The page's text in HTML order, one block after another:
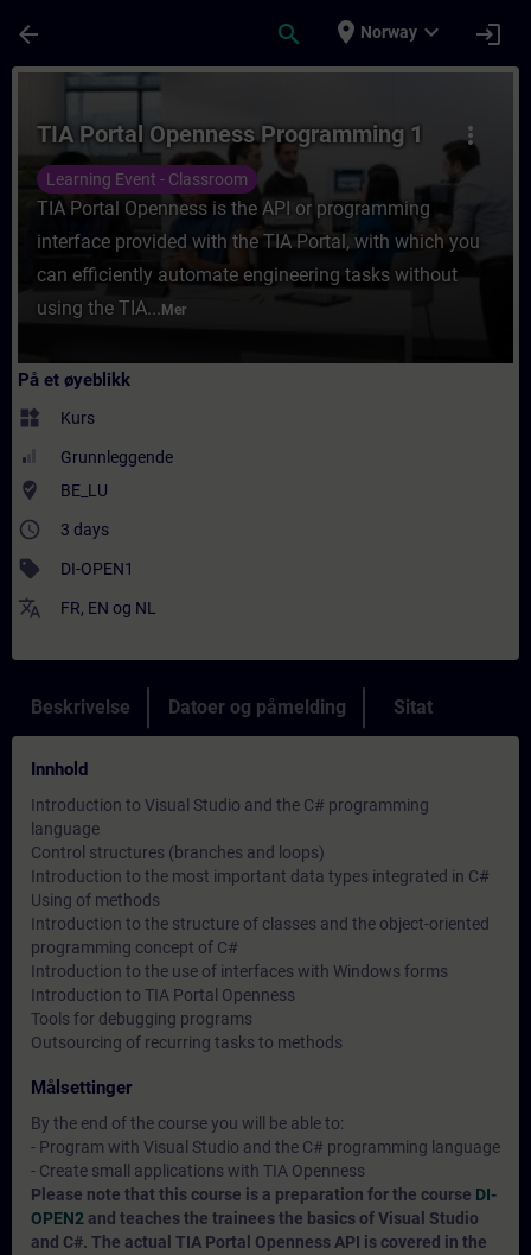
arrow_back search place Norway expand_more login
Kurs - TIA Portal Openness
more_vert
TIA Portal Openness Programming 1
Learning Event - Classroom
TIA Portal Openness is the API or programming
interface provided with the TIA Portal, with which you
can efficiently automate engineering tasks without
using the TIA... Mer
På et øyeblikk
widgets Kurs
Grunnleggende
where_to_vote BE_LU
access_time 3 days
sell DI-OPEN1
translate FR, EN og NL
Beskrivelse Datoer og påmelding Sitat
Innhold
Introduction to Visual Studio and the C# programming
language
Control structures (branches and loops)
Introduction to the most important data types integrated in C#
Using of methods
Introduction to the structure of classes and the object-oriented
programming concept of C#
Introduction to the use of interfaces with Windows forms
Introduction to TIA Portal Openness
Tools for debugging programs
Outsourcing of recurring tasks to methods
Målsettinger
By the end of the course you will be able to:
- Program with Visual Studio and the C# programming language
- Create small applications with TIA Openness
Please note that this course is a preparation for the course DI-
OPEN2 and teaches the trainees the basics of Visual Studio
and C#. The actual TIA Portal Openness API is covered in the